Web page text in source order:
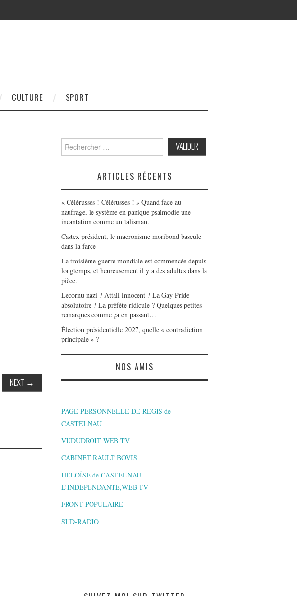
CULTURE SPORT
NEXT →
Search
for:
ARTICLES RÉCENTS
« Célérusses ! Célérusses ! » Quand face au
naufrage, le système en panique psalmodie une
incantation comme un talisman.
Castex président, le macronisme moribond bascule
dans la farce
La troisième guerre mondiale est commencée depuis
longtemps, et heureusement il y a des adultes dans la
pièce.
Lecornu nazi ? Attali innocent ? La Gay Pride
absolutoire ? La préfète ridicule ? Quelques petites
remarques comme ça en passant…
Élection présidentielle 2027, quelle « contradiction
principale » ?
NOS AMIS
PAGE PERSONNELLE DE REGIS de
CASTELNAU
VUDUDROIT WEB TV
CABINET RAULT BOVIS
HELOÏSE de CASTELNAU
L’INDEPENDANTE,WEB TV
FRONT POPULAIRE
SUD-RADIO